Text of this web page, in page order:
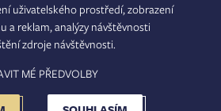
uživatelského prostředí, zobrazení
a reklam, analýzy návštěvnosti
zdroje návštěvnosti.
MÉ PŘEDVOLBY
INTRANET MAPA STRÁNEK
NASTAVENÍ COOKIES